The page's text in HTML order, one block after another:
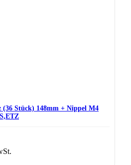
(36 Stück) 148mm + Nippel M4